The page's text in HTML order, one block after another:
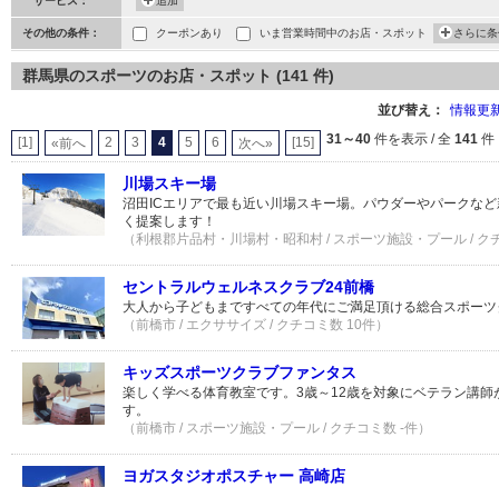
その他の条件： クーポンあり いま営業時間中のお店・スポット さらに
群馬県のスポーツのお店・スポット (141 件)
並び替え： 情報更
[1] «前へ 2 3 4 5 6 次へ» [15] 31～40 件を表示 / 全 141 件
川場スキー場
沼田ICエリアで最も近い川場スキー場。パウダーやパークな
く提案します！
（利根郡片品村・川場村・昭和村 / スポーツ施設・プール / ク
セントラルウェルネスクラブ24前橋
大人から子どもまですべての年代にご満足頂ける総合スポー
（前橋市 / エクササイズ / クチコミ数 10件）
キッズスポーツクラブファンタス
楽しく学べる体育教室です。3歳～12歳を対象にベテラン講
す。
（前橋市 / スポーツ施設・プール / クチコミ数 -件）
ヨガスタジオポスチャー 高崎店